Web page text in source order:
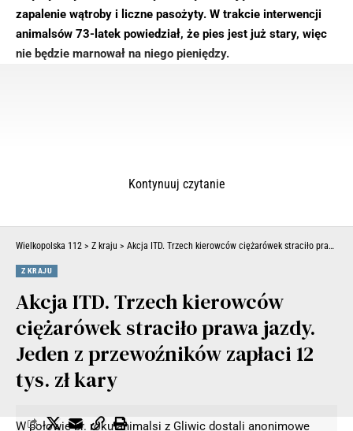
zapalenie wątroby i liczne pasożyty. W trakcie interwencji
animalsów 73-latek powiedział, że pies jest już stary, więc
nie będzie marnował na niego pieniędzy.
W połowie br. roku animalsi z Gliwic dostali anonimowe
Kontynuuj czytanie
Wielkopolska 112 > Z kraju > Akcja ITD. Trzech kierowców ciężarówek straciło prawa jazdy. Jeden z przewoźników zapłaci 12 tys. zł kary
Z KRAJU
Akcja ITD. Trzech kierowców
ciężarówek straciło prawa jazdy.
Jeden z przewoźników zapłaci 12
tys. zł kary